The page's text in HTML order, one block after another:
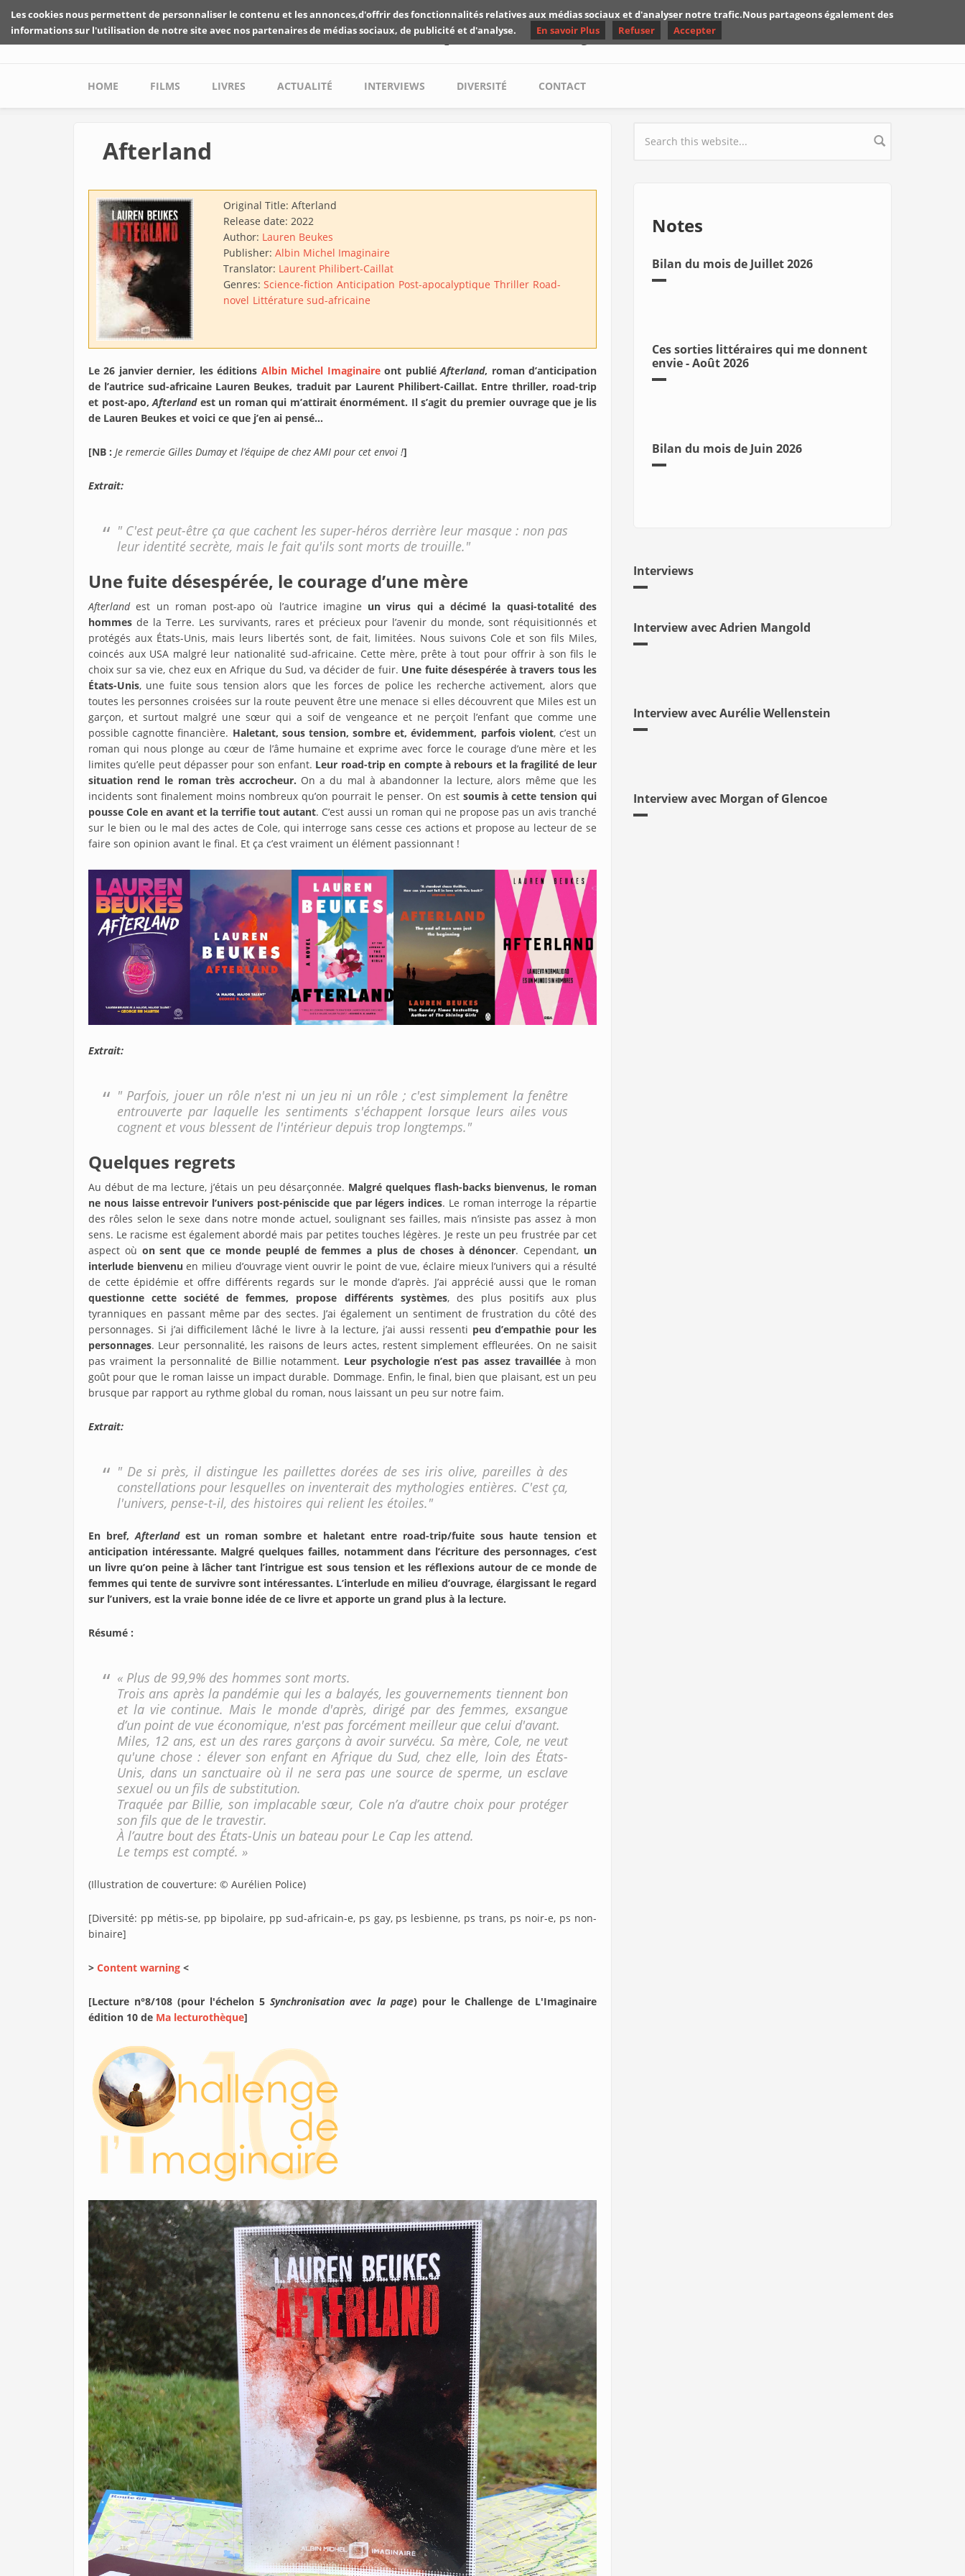
Skip to main content
Les critiques de Yuyine
Main menu
HOME FILMS LIVRES ACTUALITÉ INTERVIEWS DIVERSITÉ CONTACT
Afterland
Original Title: Afterland
Release date: 2022
Author: Lauren Beukes
Publisher: Albin Michel Imaginaire
Translator: Laurent Philibert-Caillat
Genres: Science-fiction Anticipation Post-apocalyptique Thriller Road-
novel Littérature sud-africaine
Le 26 janvier dernier, les éditions Albin Michel Imaginaireont publiéAfterland, roman d’anticipation
de l’autrice sud-africaine Lauren Beukes, traduit par Laurent Philibert-Caillat. Entre thriller, road-trip
et post-apo,Afterlandest un roman qui m’attirait énormément. Il s’agit du premier ouvrage que je lis
de Lauren Beukes et voici ce que j’en ai pensé…
[NB : Je remercie Gilles Dumay et l’équipe de chez AMI pour cet envoi !]
Extrait:
" C'est peut-être ça que cachent les super-héros derrière leur masque : non pas
leur identité secrète, mais le fait qu'ils sont morts de trouille."
Une fuite désespérée, le courage d’une mère
Afterlandest un roman post-apo où l’autrice imagine un virus qui a décimé la quasi-totalité des
hommes de la Terre. Les survivants, rares et précieux pour l’avenir du monde, sont réquisitionnés et
protégés aux États-Unis, mais leurs libertés sont, de fait, limitées. Nous suivons Cole et son fils Miles,
coincés aux USA malgré leur nationalité sud-africaine. Cette mère, prête à tout pour offrir à son fils le
choix sur sa vie, chez eux en Afrique du Sud, va décider de fuir. Une fuite désespérée à travers tous les
États-Unis, une fuite sous tension alors que les forces de police les recherche activement, alors que
toutes les personnes croisées sur la route peuvent être une menace si elles découvrent que Miles est un
garçon, et surtout malgré une sœur qui a soif de vengeance et ne perçoit l’enfant que comme une
possible cagnotte financière. Haletant, sous tension, sombre et, évidemment, parfois violent, c’est un
roman qui nous plonge au cœur de l’âme humaine et exprime avec force le courage d’une mère et les
limites qu’elle peut dépasser pour son enfant. Leur road-trip en compte à rebours et la fragilité de leur
situation rend le roman très accrocheur. On a du mal à abandonner la lecture, alors même que les
incidents sont finalement moins nombreux qu’on pourrait le penser. On est soumis à cette tension qui
pousse Cole en avant et la terrifie tout autant. C’est aussi un roman qui ne propose pas un avis tranché
sur le bien ou le mal des actes de Cole, qui interroge sans cesse ces actions et propose au lecteur de se
faire son opinion avant le final. Et ça c’est vraiment un élément passionnant !
Extrait:
" Parfois, jouer un rôle n'est ni un jeu ni un rôle ; c'est simplement la fenêtre
entrouverte par laquelle les sentiments s'échappent lorsque leurs ailes vous
cognent et vous blessent de l'intérieur depuis trop longtemps."
Quelques regrets
Au début de ma lecture, j’étais un peu désarçonnée. Malgré quelques flash-backs bienvenus, le roman
ne nous laisse entrevoir l’univers post-péniscide que par légers indices. Le roman interroge la répartie
des rôles selon le sexe dans notre monde actuel, soulignant ses failles, mais n’insiste pas assez à mon
sens. Le racisme est également abordé mais par petites touches légères. Je reste un peu frustrée par cet
aspect où on sent que ce monde peuplé de femmes a plus de choses à dénoncer. Cependant, un
interlude bienvenu en milieu d’ouvrage vient ouvrir le point de vue, éclaire mieux l’univers qui a résulté
de cette épidémie et offre différents regards sur le monde d’après. J’ai apprécié aussi que le roman
questionne cette société de femmes, propose différents systèmes, des plus positifs aux plus
tyranniques en passant même par des sectes. J’ai également un sentiment de frustration du côté des
personnages. Si j’ai difficilement lâché le livre à la lecture, j’ai aussi ressenti peu d’empathie pour les
personnages. Leur personnalité, les raisons de leurs actes, restent simplement effleurées. On ne saisit
pas vraiment la personnalité de Billie notamment. Leur psychologie n’est pas assez travailléeà mon
goût pour que le roman laisse un impact durable. Dommage. Enfin, le final, bien que plaisant, est un peu
brusque par rapport au rythme global du roman, nous laissant un peu sur notre faim.
Extrait:
" De si près, il distingue les paillettes dorées de ses iris olive, pareilles à des
constellations pour lesquelles on inventerait des mythologies entières. C'est ça,
l'univers, pense-t-il, des histoires qui relient les étoiles."
En bref,Afterlandest un roman sombre et haletant entre road-trip/fuite sous haute tension et
anticipation intéressante. Malgré quelques failles, notamment dans l’écriture des personnages, c’est
un livre qu’on peine à lâcher tant l’intrigue est sous tension et les réflexions autour de ce monde de
femmes qui tente de survivre sont intéressantes. L’interlude en milieu d’ouvrage, élargissant le regard
sur l’univers, est la vraie bonne idée de ce livre et apporte un grand plus à la lecture.
Résumé :
« Plus de 99,9% des hommes sont morts.
Trois ans après la pandémie qui les a balayés, les gouvernements tiennent bon
et la vie continue. Mais le monde d'après, dirigé par des femmes, exsangue
d’un point de vue économique, n'est pas forcément meilleur que celui d'avant.
Miles, 12 ans, est un des rares garçons à avoir survécu. Sa mère, Cole, ne veut
qu'une chose : élever son enfant en Afrique du Sud, chez elle, loin des États-
Unis, dans un sanctuaire où il ne sera pas une source de sperme, un esclave
sexuel ou un fils de substitution.
Traquée par Billie, son implacable sœur, Cole n’a d’autre choix pour protéger
son fils que de le travestir.
À l’autre bout des États-Unis un bateau pour Le Cap les attend.
Le temps est compté. »
(Illustration de couverture: © Aurélien Police)
[Diversité: pp métis-se, pp bipolaire, pp sud-africain-e, ps gay, ps lesbienne, ps trans, ps noir-e, ps non-
binaire]
> Content warning <
[Lecture n°8/108 (pour l'échelon 5Synchronisation avec la page) pour le Challenge de L'Imaginaire
édition 10 de Ma lecturothèque]
Search form
Notes
Bilan du mois de Juillet 2026
Ces sorties littéraires qui me donnent
envie - Août 2026
Bilan du mois de Juin 2026
Interviews
Interview avec Adrien Mangold
Interview avec Aurélie Wellenstein
Interview avec Morgan of Glencoe
Les cookies nous permettent de personnaliser le contenu et les annonces,d'offrir des fonctionnalités relatives aux médias sociaux et d'analyser notre trafic.Nous partageons également des
informations sur l'utilisation de notre site avec nos partenaires de médias sociaux, de publicité et d'analyse.
En savoir Plus Refuser Accepter